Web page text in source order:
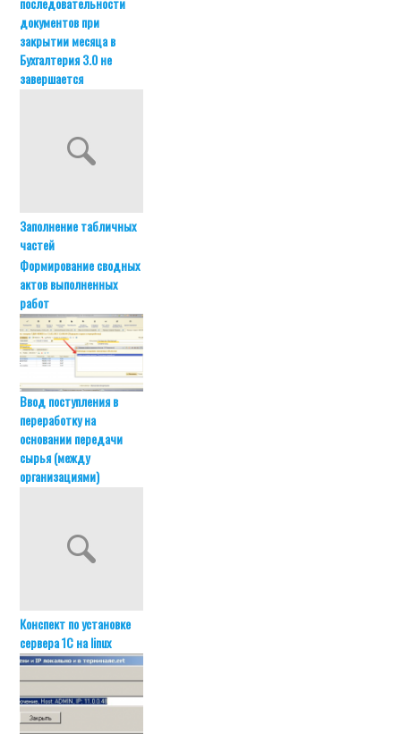
документов при
закрытии месяца в
Бухгалтерия 3.0 не
завершается
Заполнение табличных
частей
Формирование сводных
актов выполненных
работ
Ввод поступления в
переработку на
основании передачи
сырья (между
организациями)
Конспект по установке
сервера 1С на linux